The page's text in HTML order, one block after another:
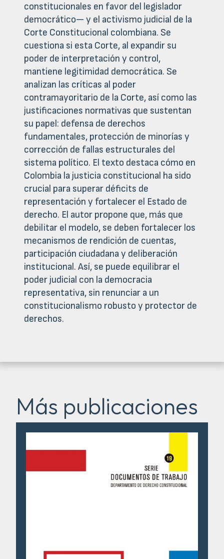
constitucionales en favor del legislador
democrático— y el activismo judicial de la
Corte Constitucional colombiana. Se
cuestiona si esta Corte, al expandir su
poder de interpretación y control,
mantiene legitimidad democrática. Se
analizan las críticas al poder
contramayoritario de la Corte, así como las
justificaciones normativas que sustentan
su papel: defensa de derechos
fundamentales, protección de minorías y
corrección de fallas estructurales del
sistema político. El texto destaca cómo en
Colombia la justicia constitucional ha sido
crucial para superar déficits de
representación y fortalecer el Estado de
derecho. El autor propone que, más que
debilitar el modelo, se deben fortalecer los
mecanismos de rendición de cuentas,
participación ciudadana y deliberación
institucional. Así, se puede equilibrar el
poder judicial con la democracia
representativa, sin renunciar a un
constitucionalismo robusto y protector de
derechos.
Más publicaciones